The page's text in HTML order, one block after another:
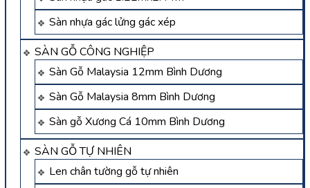
Sàn nhựa gác lửng gác xép
SÀN GỖ CÔNG NGHIỆP
Sàn Gỗ Malaysia 12mm Bình Dương
Sàn Gỗ Malaysia 8mm Bình Dương
Sàn gỗ Xương Cá 10mm Bình Dương
SÀN GỖ TỰ NHIÊN
Len chân tường gỗ tự nhiên